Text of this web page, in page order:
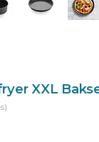
XXL